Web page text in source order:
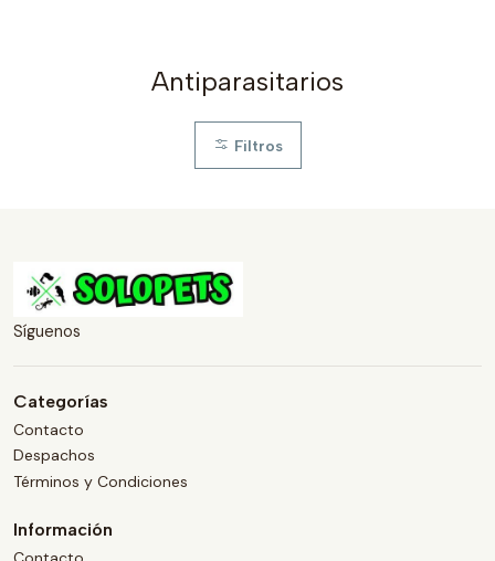
Antiparasitarios
Filtros
Síguenos
Categorías
Contacto
Despachos
Términos y Condiciones
Información